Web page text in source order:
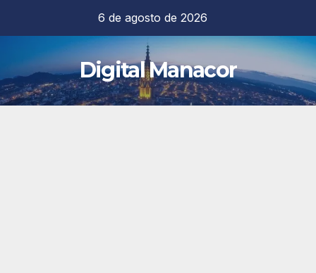
contenido
6 de agosto de 2026
Digital Manacor